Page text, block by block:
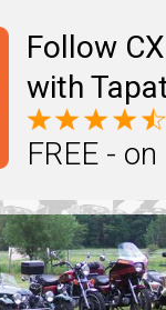
Follow
with
FREE -